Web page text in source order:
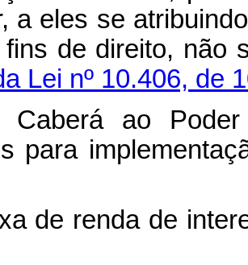
a eles se
de direito, não
Lei nº 10.406, de
Caberá ao
para
de renda de